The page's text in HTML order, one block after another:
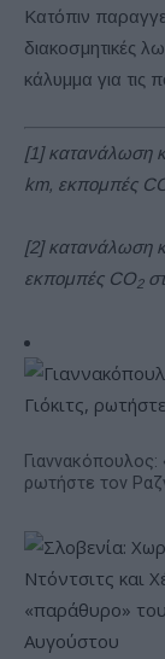
Κατόπιν
διακοσμητικές
κάλυμμα για τις
[1] κατανάλωση
km, εκπομπές
[2] κατανάλωση
εκπομπές CO2
ρωτήστε τον